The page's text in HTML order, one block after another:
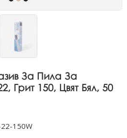
За Пила За
Грит 150, Цвят Бял, 50
22-150W